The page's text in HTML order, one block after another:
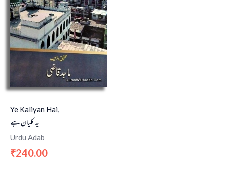
Ye Kaliyan Hai,
یہ کلیان ہے
Urdu Adab
₹240.00